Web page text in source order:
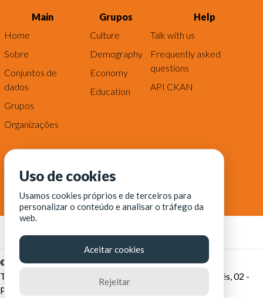
Main
Home
Sobre
Conjuntos de
dados
Grupos
Organizações
Grupos
Culture
Demography
Economy
Education
Help
Talk with us
Frequently asked
questions
API CKAN
© Fortaleza Digital || CITINOVA - Fundação de Ciência,
Tecnologia e Inovação de Fortaleza - Rua dos Tremembés, 02 -
Praia de Iracema - Fortaleza-CE
Uso de cookies
Usamos cookies próprios e de terceiros para
personalizar o conteúdo e analisar o tráfego da
web.
Aceitar cookies
Rejeitar